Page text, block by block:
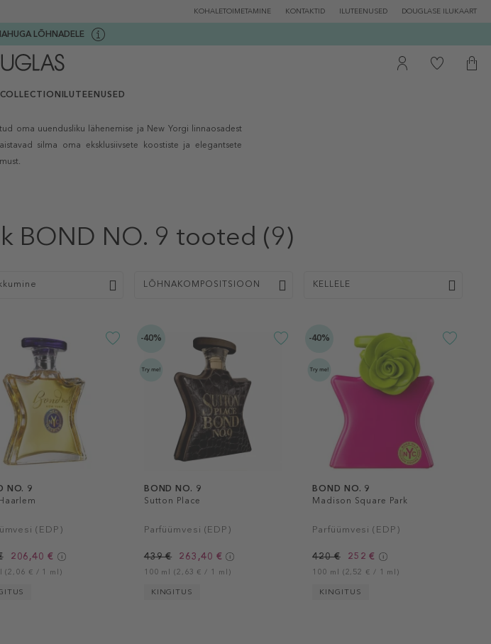
KOHALETOIMETAMINE KONTAKTID ILUTEENUSED DOUGLASE ILUKAART
LÕHNADELE
ILUTEENUSED
oma uuendusliku lähenemise ja New Yorgi linnaosadest
silma oma eksklusiivsete koostiste ja elegantsete
BOND NO. 9 tooted (9)
LÕHNAKOMPOSITSIOON KELLELE
NO. 9
(EDP)
206,40 €
(2,06 € / 1 ml)
-40%
BOND NO. 9
Sutton Place
Parfüümvesi (EDP)
439 € 263,40 €
100 ml (2,63 € / 1 ml)
KINGITUS
-40%
BOND NO. 9
Madison Square Park
Parfüümvesi (EDP)
420 € 252 €
100 ml (2,52 € / 1 ml)
KINGITUS